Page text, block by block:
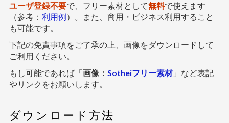
ユーザ登録不要で、フリー素材として無料で使えます
（参考： 利用例）。また、商用・ビジネス利用すること
も可能です。
下記の免責事項をご了承の上、画像をダウンロードして
ご利用ください。
もし可能であれば「画像： Sotheiフリー素材」など表記
やリンクをお願いします。
ダウンロード方法